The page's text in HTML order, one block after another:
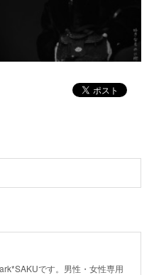
です。男性・女性専用